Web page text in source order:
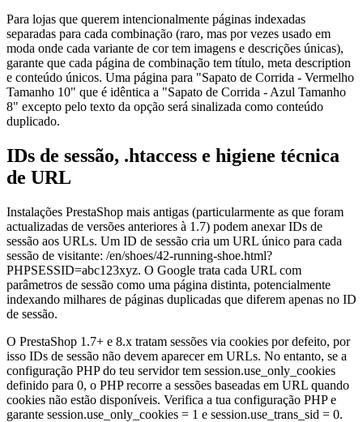
Para lojas que querem intencionalmente páginas indexadas
separadas para cada combinação (raro, mas por vezes usado em
moda onde cada variante de cor tem imagens e descrições únicas),
garante que cada página de combinação tem título, meta description
e conteúdo únicos. Uma página para "Sapato de Corrida - Vermelho
Tamanho 10" que é idêntica a "Sapato de Corrida - Azul Tamanho
8" excepto pelo texto da opção será sinalizada como conteúdo
duplicado.
IDs de sessão, .htaccess e higiene técnica
de URL
Instalações PrestaShop mais antigas (particularmente as que foram
actualizadas de versões anteriores à 1.7) podem anexar IDs de
sessão aos URLs. Um ID de sessão cria um URL único para cada
sessão de visitante: /en/shoes/42-running-shoe.html?
PHPSESSID=abc123xyz. O Google trata cada URL com
parâmetros de sessão como uma página distinta, potencialmente
indexando milhares de páginas duplicadas que diferem apenas no ID
de sessão.
O PrestaShop 1.7+ e 8.x tratam sessões via cookies por defeito, por
isso IDs de sessão não devem aparecer em URLs. No entanto, se a
configuração PHP do teu servidor tem session.use_only_cookies
definido para 0, o PHP recorre a sessões baseadas em URL quando
cookies não estão disponíveis. Verifica a tua configuração PHP e
garante session.use_only_cookies = 1 e session.use_trans_sid = 0.